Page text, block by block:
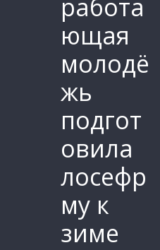
работа
ющая
молодё
жь
подгот
овила
лосефр
му к
зиме